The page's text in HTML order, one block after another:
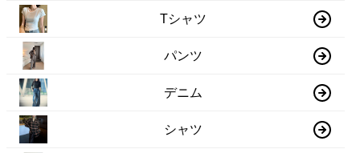
Tシャツ
パンツ
デニム
シャツ